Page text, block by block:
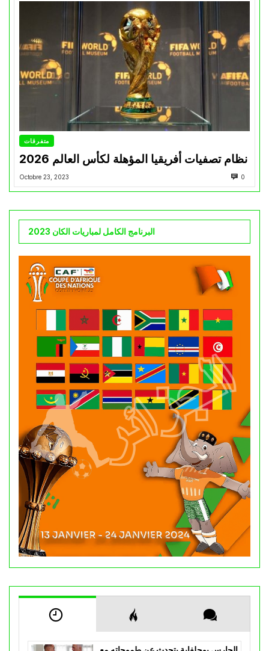
متفرقات
نظام تصفيات أفريقيا المؤهلة لكأس العالم 2026
Octobre 23, 2023 0
البرنامج الكامل لمباريات الكان 2023